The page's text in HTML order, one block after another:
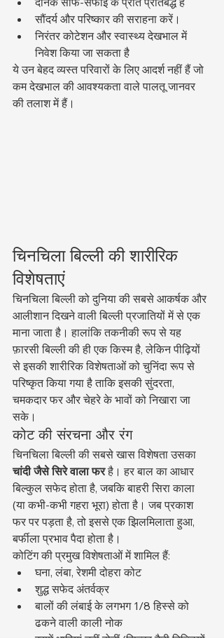
सौंदर्य और परिष्कार की सराहना करें।
निरंतर कोटेशन और स्वास्थ्य देखभाल में
निवेश किया जा सकता है
ये उन बेहद व्यस्त परिवारों के लिए आदर्श नहीं हैं जो
कम देखभाल की आवश्यकता वाले पालतू जानवर
की तलाश में हैं।
चिनचिला बिल्ली की शारीरिक
विशेषताएं
चिनचिला बिल्ली को दुनिया की सबसे आकर्षक और
आलीशान दिखने वाली बिल्ली प्रजातियों में से एक
माना जाता है। हालांकि तकनीकी रूप से यह
फ़ारसी बिल्ली की ही एक किस्म है, लेकिन पीढ़ियों
से इसकी शारीरिक विशेषताओं को चुनिंदा रूप से
परिष्कृत किया गया है ताकि इसकी सुंदरता,
चमकदार फर और चेहरे के भावों को निखारा जा
सके।
कोट की संरचना और रंग
चिनचिला बिल्ली की सबसे खास विशेषता उसका
चांदी जैसे सिरे वाला फर है। हर बाल का आधार
बिल्कुल सफेद होता है, जबकि बाहरी सिरा काला
(या कभी-कभी गहरा भूरा) होता है। जब प्रकाश
फर पर पड़ता है, तो इससे एक झिलमिलाता हुआ,
बर्फीला प्रभाव पैदा होता है।
कोटिंग की प्रमुख विशेषताओं में शामिल हैं:
घना, लंबा, रेशमी दोहरा कोट
शुद्ध सफेद अंतर्वक्र
बालों की लंबाई के लगभग 1/8 हिस्से को
ढकने वाली काली नोक